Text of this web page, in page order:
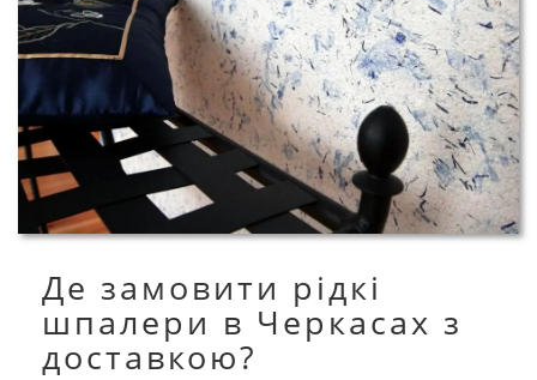
Де замовити рідкі
шпалери в Черкасах з
доставкою?